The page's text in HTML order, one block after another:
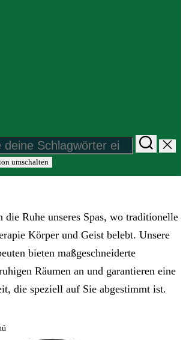
umschalten
die Ruhe unseres Spas, wo traditionelle
Körper und Geist belebt. Unsere
bieten maßgeschneiderte
Räumen an und garantieren eine
die speziell auf Sie abgestimmt ist.